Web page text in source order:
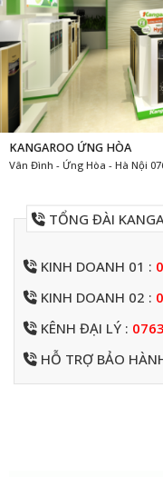
KANGAROO ỨNG HÒA
Vân Đình - Ứng Hòa - Hà Nội
TỔNG ĐÀI
KINH DOANH 01 :
KINH DOANH 02 :
KÊNH ĐẠI LÝ :
HỖ TRỢ BẢO